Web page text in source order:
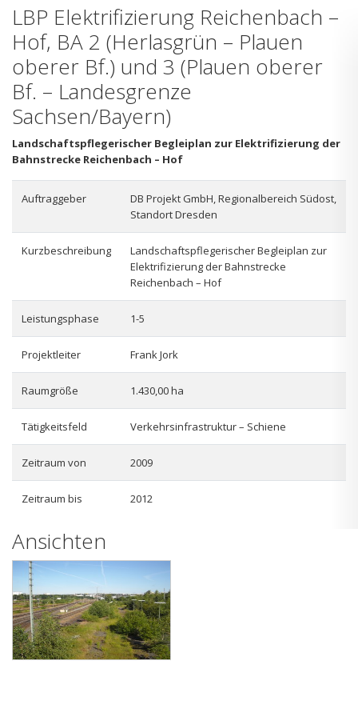
LBP Elektrifizierung Reichenbach –
Hof, BA 2 (Herlasgrün – Plauen
oberer Bf.) und 3 (Plauen oberer
Bf. – Landesgrenze
Sachsen/Bayern)
Landschaftspflegerischer Begleiplan zur Elektrifizierung der
Bahnstrecke Reichenbach – Hof
Auftraggeber
DB Projekt GmbH, Regionalbereich Südost,
Standort Dresden
Kurzbeschreibung
Landschaftspflegerischer Begleiplan zur
Elektrifizierung der Bahnstrecke
Reichenbach – Hof
Leistungsphase 1-5
Projektleiter Frank Jork
Raumgröße 1.430,00 ha
Tätigkeitsfeld Verkehrsinfrastruktur – Schiene
Zeitraum von 2009
Zeitraum bis 2012
Ansichten